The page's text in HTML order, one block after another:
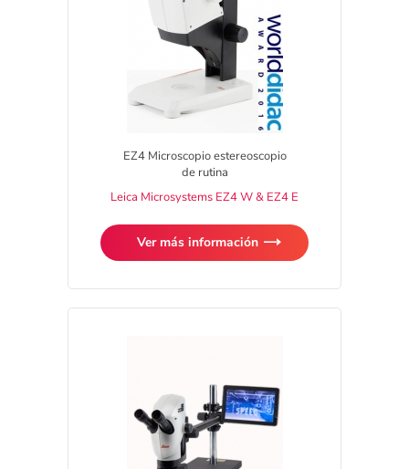
EZ4 Microscopio estereoscopio
de rutina
Leica Microsystems EZ4 W & EZ4 E
Ver más información